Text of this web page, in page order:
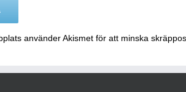
använder Akismet för att minska